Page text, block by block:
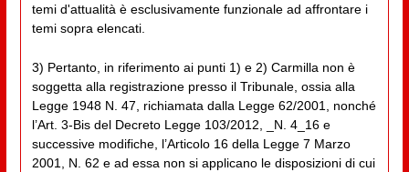
temi d'attualità è esclusivamente funzionale ad affrontare i
temi sopra elencati.
3) Pertanto, in riferimento ai punti 1) e 2) Carmilla non è
soggetta alla registrazione presso il Tribunale, ossia alla
Legge 1948 N. 47, richiamata dalla Legge 62/2001, nonché
l’Art. 3-Bis del Decreto Legge 103/2012, _N. 4_16 e
successive modifiche, l’Articolo 16 della Legge 7 Marzo
2001, N. 62 e ad essa non si applicano le disposizioni di cui